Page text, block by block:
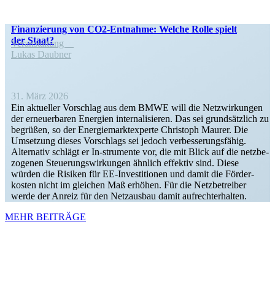
Finan­zierung von CO2-Entnahme: Welche Rolle spielt
der Staat?
Veran­staltung
Lukas Daubner
31. März 2026
Ein aktueller Vorschlag aus dem BMWE will die Netzwir­kungen
der erneu­er­baren Energien inter­na­li­sieren. Das sei grund­sätzlich zu
begrüßen, so der Energie­markt­ex­perte Christoph Maurer. Die
Umsetzung dieses Vorschlags sei jedoch verbes­se­rungs­fähig.
Alter­nativ schlägt er In-strumente vor, die mit Blick auf die netzbe­
zo­genen Steue­rungs­wir­kungen ähnlich effektiv sind. Diese
würden die Risiken für EE-Inves­­ti­­tionen und damit die Förder­
kosten nicht im gleichen Maß erhöhen. Für die Netzbe­treiber
werde der Anreiz für den Netzausbau damit aufrechterhalten.
MEHR BEITRÄGE